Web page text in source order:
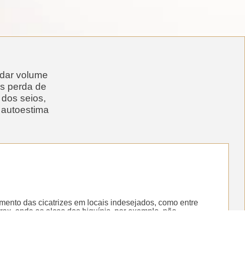
volume
perda de
seios,
das cicatrizes em locais indesejados, como entre
onde as alças dos biquínis, por exemplo, não